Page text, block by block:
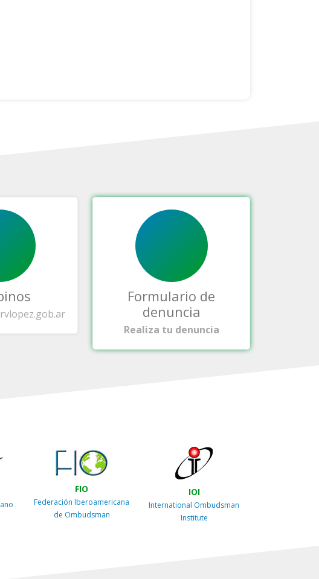
Formulario de
denuncia
Realiza tu denuncia
FIO
Federación Iberoamericana
de Ombudsman
IOI
International Ombudsman
Institute